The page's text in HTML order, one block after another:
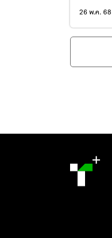
26 พ.ค. 68